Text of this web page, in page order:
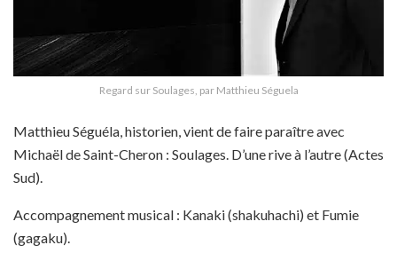
Regard sur Soulages, par Matthieu Séguela
Matthieu Séguéla, historien, vient de faire paraître avec
Michaël de Saint-Cheron : Soulages. D’une rive à l’autre (Actes
Sud).
Accompagnement musical : Kanaki (shakuhachi) et Fumie
(gagaku).